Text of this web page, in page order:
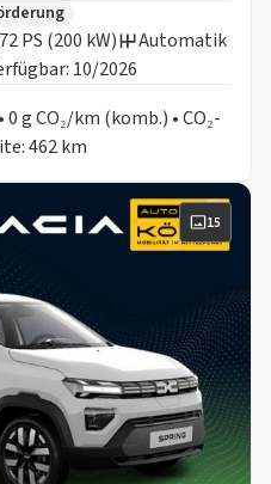
PS (200 kW)
Automatik
10/2026
g CO₂/km (komb.) • CO₂-
462 km
15